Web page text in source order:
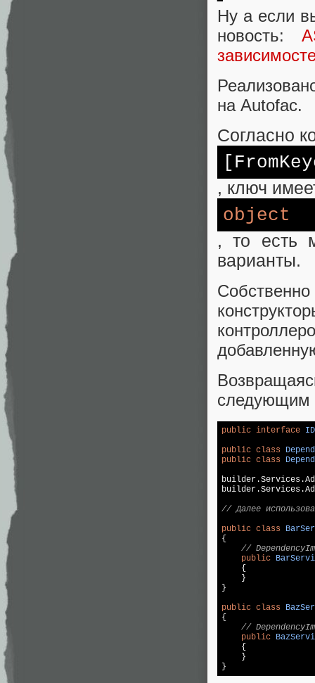
Ну а если
новость:
на Autofac.
Согласно
, ключ
object
, то есть
варианты.
следующим
public interface
public class
public class
// Далее
public class
{
//
public
{
    }
}
public class
{
//
public
{
    }